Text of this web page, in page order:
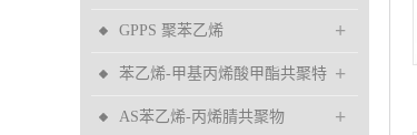
GPPS 聚苯乙烯 +
苯乙烯-甲基丙烯酸甲酯共聚特
MS 树脂
+
AS苯乙烯-丙烯腈共聚物 +